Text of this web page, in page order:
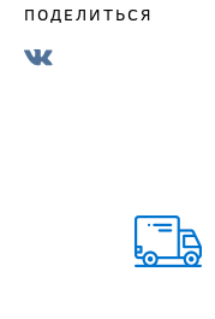
ПОДЕЛИТЬСЯ